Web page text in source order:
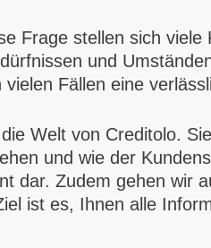
Frage stellen sich
und
Fällen eine
Welt von Creditolo.
und wie der
dar. Zudem gehen wir
ist es, Ihnen alle